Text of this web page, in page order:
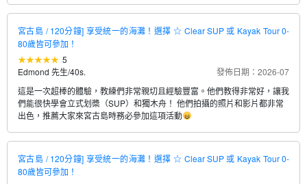
宮古島 / 120分鐘] 享受統一的海灘！選擇 ☆ Clear SUP 或 Kayak Tour 0-
80歲皆可參加！
5
Edmond 先生/40s.
發佈日期：2026-07
這是一次超棒的體驗，教練們非常親切且經驗豐富。他們教得非常好，讓我
們能很快學會立式划槳（SUP）和獨木舟！ 他們拍攝的照片和影片都非常
出色，推薦大家來宮古島時務必參加這項活動
宮古島 / 120分鐘] 享受統一的海灘！選擇 ☆ Clear SUP 或 Kayak Tour 0-
80歲皆可參加！